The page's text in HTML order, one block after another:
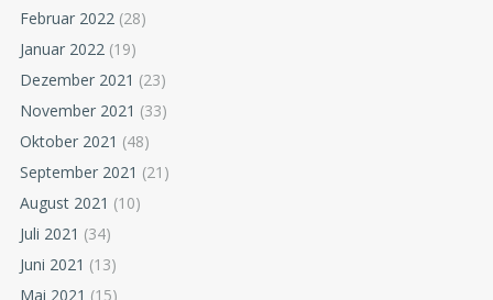
Februar 2022 (28)
Januar 2022 (19)
Dezember 2021 (23)
November 2021 (33)
Oktober 2021 (48)
September 2021 (21)
August 2021 (10)
Juli 2021 (34)
Juni 2021 (13)
Mai 2021 (15)